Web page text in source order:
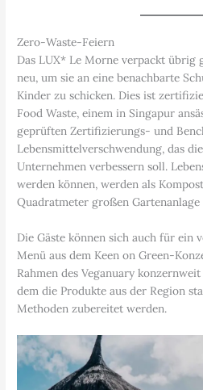
Zero-Waste-Feiern
Das LUX* Le Morne verpackt übrig
neu, um sie an eine benachbarte
Kinder zu schicken. Dies ist
Food Waste, einem in Singapur
geprüften Zertifizierungs- und
Lebensmittelverschwendung, das
Unternehmen verbessern soll.
werden können, werden als
Quadratmeter großen Gartenanlage
Die Gäste können sich auch für ein
Menü aus dem Keen on Green-
Rahmen des Veganuary
dem die Produkte aus der Region
Methoden zubereitet werden.